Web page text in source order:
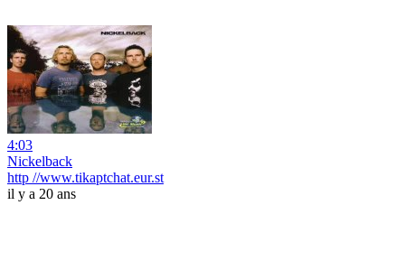
4:03
Nickelback
http //www.tikaptchat.eur.st
il y a 20 ans